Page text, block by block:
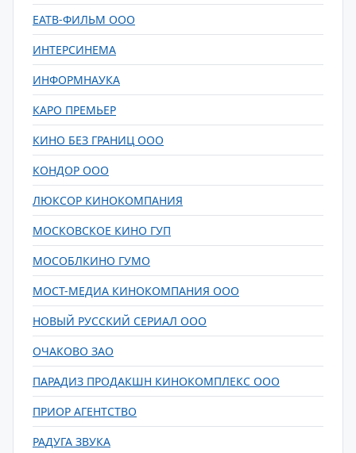
ЕАТВ-ФИЛЬМ ООО
ИНТЕРСИНЕМА
ИНФОРМНАУКА
КАРО ПРЕМЬЕР
КИНО БЕЗ ГРАНИЦ ООО
КОНДОР ООО
ЛЮКСОР КИНОКОМПАНИЯ
МОСКОВСКОЕ КИНО ГУП
МОСОБЛКИНО ГУМО
МОСТ-МЕДИА КИНОКОМПАНИЯ ООО
НОВЫЙ РУССКИЙ СЕРИАЛ ООО
ОЧАКОВО ЗАО
ПАРАДИЗ ПРОДАКШН КИНОКОМПЛЕКС ООО
ПРИОР АГЕНТСТВО
РАДУГА ЗВУКА